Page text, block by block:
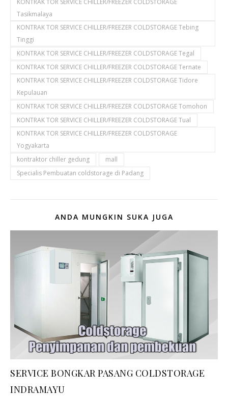
KONTRAK TOR SERVICE CHILLER/FREEZER COLDSTORAGE
Tasikmalaya
KONTRAK TOR SERVICE CHILLER/FREEZER COLDSTORAGE Tebing
Tinggi
KONTRAK TOR SERVICE CHILLER/FREEZER COLDSTORAGE Tegal
KONTRAK TOR SERVICE CHILLER/FREEZER COLDSTORAGE Ternate
KONTRAK TOR SERVICE CHILLER/FREEZER COLDSTORAGE Tidore
Kepulauan
KONTRAK TOR SERVICE CHILLER/FREEZER COLDSTORAGE Tomohon
KONTRAK TOR SERVICE CHILLER/FREEZER COLDSTORAGE Tual
KONTRAK TOR SERVICE CHILLER/FREEZER COLDSTORAGE
Yogyakarta
kontraktor chiller gedung
mall
Specialis Pembuatan coldstorage di Padang
ANDA MUNGKIN SUKA JUGA
SERVICE BONGKAR PASANG COLDSTORAGE
INDRAMAYU